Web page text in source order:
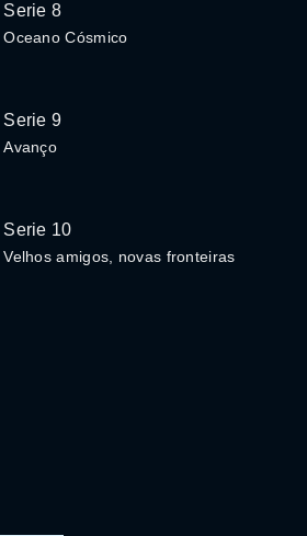
Serie 8
Oceano Cósmico
Serie 9
Avanço
Serie 10
Velhos amigos, novas fronteiras